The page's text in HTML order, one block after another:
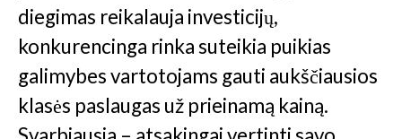
diegimas reikalauja investicijų,
konkurencinga rinka suteikia puikias
galimybes vartotojams gauti aukščiausios
klasės paslaugas už prieinamą kainą.